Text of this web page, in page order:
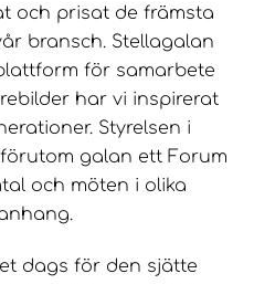
och prisat de främsta
bransch. Stellagalan
för samarbete
har vi inspirerat
Styrelsen i
galan ett Forum
och möten i olika
dags för den sjätte